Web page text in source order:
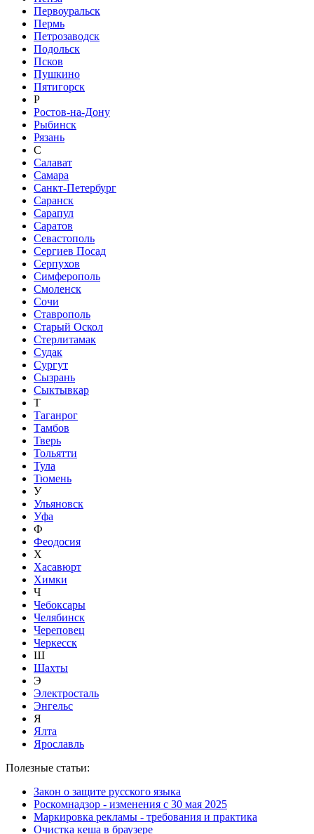
Первоуральск
Пермь
Петрозаводск
Подольск
Псков
Пушкино
Пятигорск
Р
Ростов-на-Дону
Рыбинск
Рязань
С
Салават
Самара
Санкт-Петербург
Саранск
Сарапул
Саратов
Севастополь
Сергиев Посад
Серпухов
Симферополь
Смоленск
Сочи
Ставрополь
Старый Оскол
Стерлитамак
Судак
Сургут
Сызрань
Сыктывкар
Т
Таганрог
Тамбов
Тверь
Тольятти
Тула
Тюмень
У
Ульяновск
Уфа
Ф
Феодосия
Х
Хасавюрт
Химки
Ч
Чебоксары
Челябинск
Череповец
Черкесск
Ш
Шахты
Э
Электросталь
Энгельс
Я
Ялта
Ярославль
Полезные статьи:
Закон о защите русского языка
Роскомнадзор - изменения с 30 мая 2025
Маркировка рекламы - требования и практика
Очистка кеша в браузере